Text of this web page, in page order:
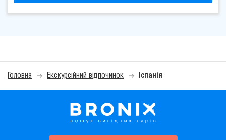
Головна Екскурсійний відпочинок Іспанія